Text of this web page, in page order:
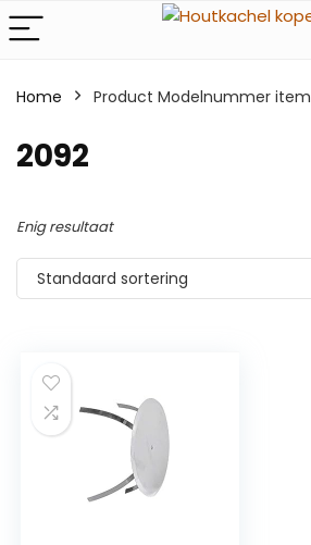
Home Product Modelnummer item
‎2092
Enig resultaat
Standaard sortering